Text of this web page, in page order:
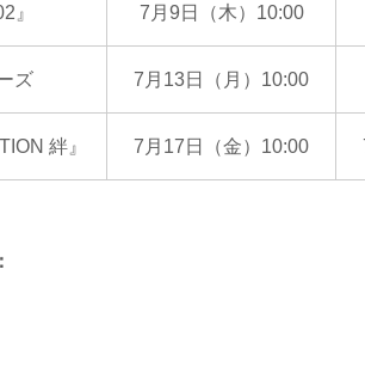
』 7月9日（木）10:00
ズ 7月13日（月）10:00
絆』 7月17日（金）10:00